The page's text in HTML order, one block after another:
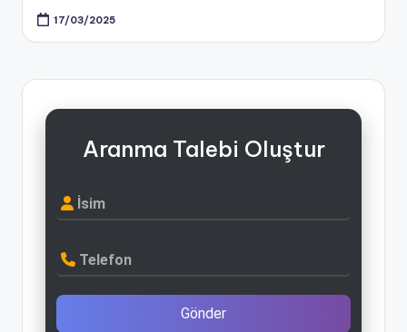
17/03/2025
Aranma Talebi Oluştur
İsim
Telefon
Gönder